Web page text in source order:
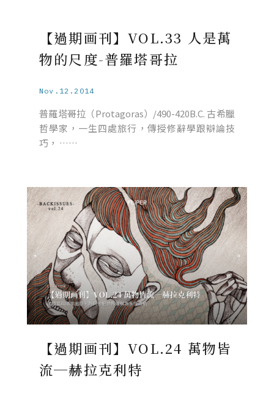
【過期画刊】VOL.33 人是萬
物的尺度-普羅塔哥拉
Nov.12.2014
普羅塔哥拉（Protagoras）/490-420B.C. 古希臘
哲學家，一生四處旅行，傳授修辭學跟辯論技
巧， ……
【過期画刊】VOL.24 萬物皆
流─赫拉克利特